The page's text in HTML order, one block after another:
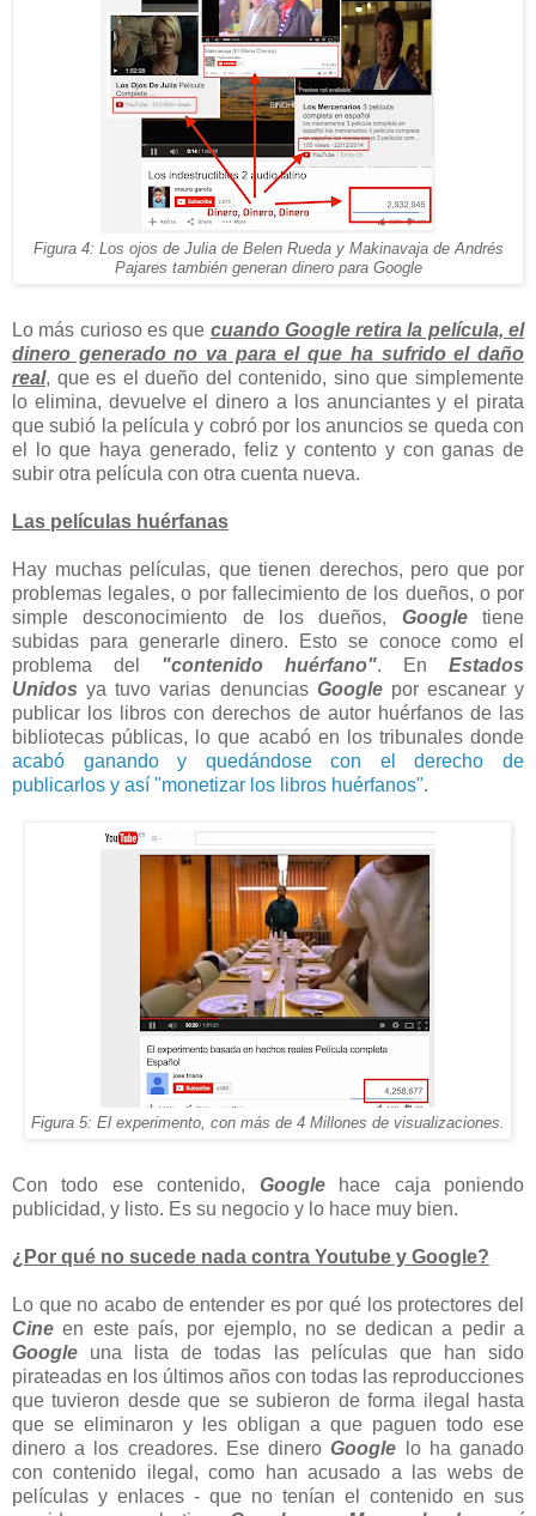
Figura 4: Los ojos de Julia de Belen Rueda y Makinavaja de Andrés
Pajares también generan dinero para Google
Lo más curioso es que cuando Google retira la película, el
dinero generado no va para el que ha sufrido el daño
real, que es el dueño del contenido, sino que simplemente
lo elimina, devuelve el dinero a los anunciantes y el pirata
que subió la película y cobró por los anuncios se queda con
el lo que haya generado, feliz y contento y con ganas de
subir otra película con otra cuenta nueva.
Las películas huérfanas
Hay muchas películas, que tienen derechos, pero que por
problemas legales, o por fallecimiento de los dueños, o por
simple desconocimiento de los dueños, Googletiene
subidas para generarle dinero. Esto se conoce como el
problema del
"contenido huérfano". En Estados
Unidos ya tuvo varias denuncias Googlepor escanear y
publicar los libros con derechos de autor huérfanos de las
bibliotecas públicas, lo que acabó en los tribunales donde
acabó ganando y quedándose con el derecho de
publicarlos y así "monetizar los libros huérfanos".
Figura 5: El experimento, con más de 4 Millones de visualizaciones.
Con todo ese contenido, Googlehace caja poniendo
publicidad, y listo. Es su negocio y lo hace muy bien.
¿Por qué no sucede nada contra Youtube y Google?
Lo que no acabo de entender es por qué los protectores del
Cine en este país, por ejemplo, no se dedican a pedir a
Google una lista de todas las películas que han sido
pirateadas en los últimos años con todas las reproducciones
que tuvieron desde que se subieron de forma ilegal hasta
que se eliminaron y les obligan a que paguen todo ese
dinero a los creadores. Ese dineroGoogle lo ha ganado
con contenido ilegal, como han acusado a las webs de
películas y enlaces - que no tenían el contenido en sus